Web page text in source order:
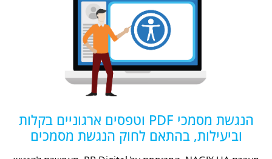
הנגשת מסמכי PDF וטפסים ארגוניים בקלות
וביעילות, בהתאם לחוק הנגשת מסמכים